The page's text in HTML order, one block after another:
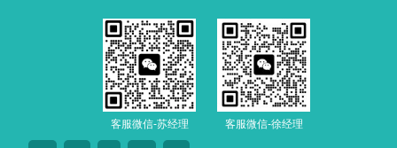
客服微信-苏经理 客服微信-徐经理